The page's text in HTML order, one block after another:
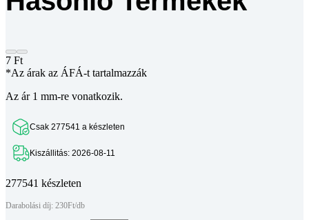
7 Ft
*Az árak az ÁFÁ-t tartalmazzák
Az ár 1 mm-re vonatkozik.
Csak 277541 a készleten
Kiszállitás: 2026-08-11
277541 készleten
Darabolási díj: 230Ft/db